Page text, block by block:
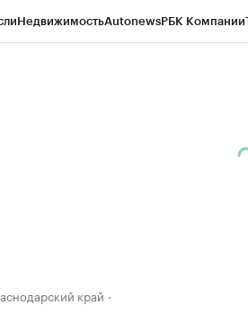
НедвижимостьAutonewsРБК Компании
край